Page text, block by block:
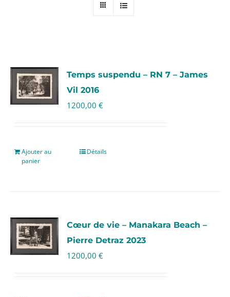
Temps suspendu – RN 7 – James
Vil 2016
1200,00€
Ajouter au
panier
Détails
Cœur de vie – Manakara Beach –
Pierre Detraz 2023
1200,00€